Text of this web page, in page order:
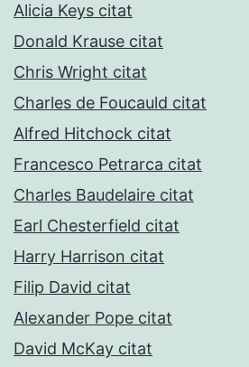
Alicia Keys citat
Donald Krause citat
Chris Wright citat
Charles de Foucauld citat
Alfred Hitchock citat
Francesco Petrarca citat
Charles Baudelaire citat
Earl Chesterfield citat
Harry Harrison citat
Filip David citat
Alexander Pope citat
David McKay citat